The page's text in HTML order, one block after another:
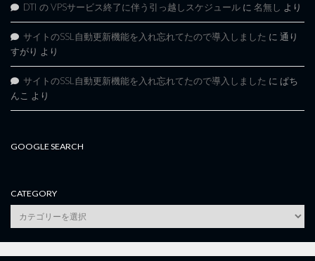
DTI の VPSサービス終了に伴う引っ越しスケジュール に 名無し より
サイトのSSL自動更新機能を入れ忘れてたので導入しました に 通り
すがり より
サイトのSSL自動更新機能を入れ忘れてたので導入しました に ぱち
んこ より
GOOGLE SEARCH
CATEGORY
category